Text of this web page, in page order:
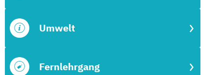
Fernlehrgang
Umwelt